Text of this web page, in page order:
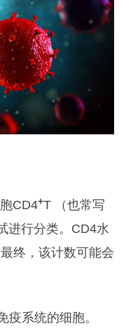
CD4+T （也常写
进行分类。CD4水
终，该计数可能会
疫系统的细胞。